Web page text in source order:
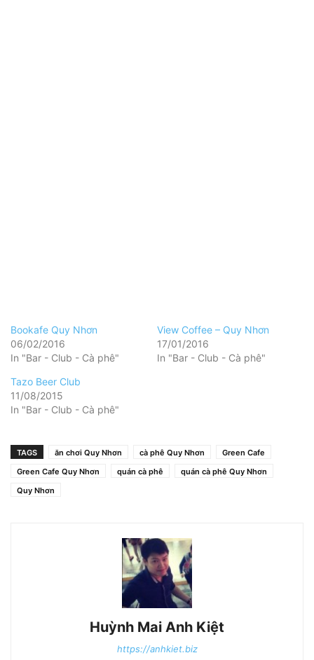
Bookafe Quy Nhơn
06/02/2016
In "Bar - Club - Cà phê"
View Coffee – Quy Nhơn
17/01/2016
In "Bar - Club - Cà phê"
Tazo Beer Club
11/08/2015
In "Bar - Club - Cà phê"
TAGS ăn chơi Quy Nhơn cà phê Quy Nhơn
Green Cafe
Green Cafe Quy Nhơn
quán cà phê
quán cà phê Quy Nhơn
Quy Nhơn
Huỳnh Mai Anh Kiệt
https://anhkiet.biz